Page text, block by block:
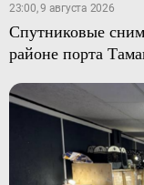
23:00, 9 августа 2026
Спутниковые
районе порта